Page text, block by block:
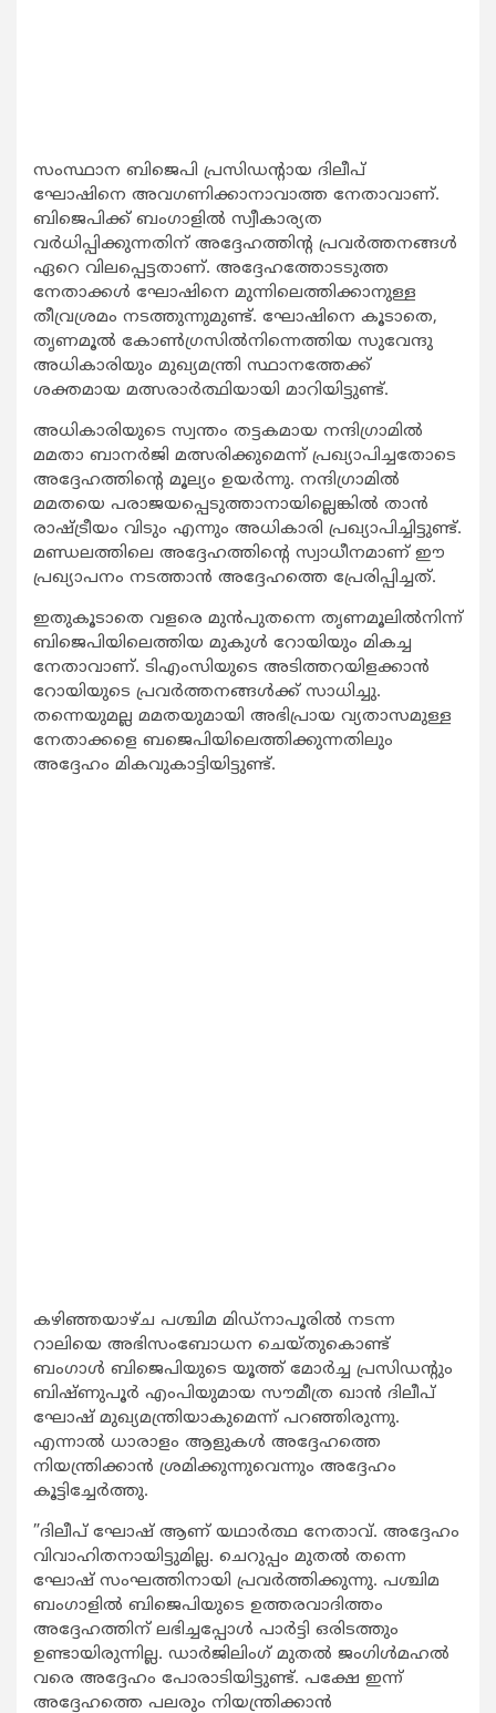
സംസ്ഥാന ബിജെപി പ്രസിഡന്റായ ദിലീപ്
ഘോഷിനെ അവഗണിക്കാനാവാത്ത നേതാവാണ്.
ബിജെപിക്ക് ബംഗാളില്‍ സ്വീകാര്യത
വര്‍ധിപ്പിക്കുന്നതിന് അദ്ദേഹത്തിന്റ പ്രവര്‍ത്തനങ്ങള്‍
ഏറെ വിലപ്പെട്ടതാണ്. അദ്ദേഹത്തോടടുത്ത
നേതാക്കള്‍ ഘോഷിനെ മുന്നിലെത്തിക്കാനുള്ള
തീവ്രശ്രമം നടത്തുന്നുമുണ്ട്. ഘോഷിനെ കൂടാതെ,
തൃണമൂല്‍ കോണ്‍ഗ്രസില്‍നിന്നെത്തിയ സുവേന്ദു
അധികാരിയും മുഖ്യമന്ത്രി സ്ഥാനത്തേക്ക്
ശക്തമായ മത്സരാര്‍ത്ഥിയായി മാറിയിട്ടുണ്ട്.
അധികാരിയുടെ സ്വന്തം തട്ടകമായ നന്ദിഗ്രാമില്‍
മമതാ ബാനര്‍ജി മത്സരിക്കുമെന്ന് പ്രഖ്യാപിച്ചതോടെ
അദ്ദേഹത്തിന്റെ മൂല്യം ഉയര്‍ന്നു. നന്ദിഗ്രാമില്‍
മമതയെ പരാജയപ്പെടുത്താനായില്ലെങ്കില്‍ താന്‍
രാഷ്ട്രീയം വിടും എന്നും അധികാരി പ്രഖ്യാപിച്ചിട്ടുണ്ട്.
മണ്ഡലത്തിലെ അദ്ദേഹത്തിന്റെ സ്വാധീനമാണ് ഈ
പ്രഖ്യാപനം നടത്താന്‍ അദ്ദേഹത്തെ പ്രേരിപ്പിച്ചത്.
ഇതുകൂടാതെ വളരെ മുന്‍പുതന്നെ തൃണമൂലില്‍നിന്ന്
ബിജെപിയിലെത്തിയ മുകുള്‍ റോയിയും മികച്ച
നേതാവാണ്. ടിഎംസിയുടെ അടിത്തറയിളക്കാന്‍
റോയിയുടെ പ്രവര്‍ത്തനങ്ങള്‍ക്ക് സാധിച്ചു.
തന്നെയുമല്ല മമതയുമായി അഭിപ്രായ വ്യതാസമുള്ള
നേതാക്കളെ ബജെപിയിലെത്തിക്കുന്നതിലും
അദ്ദേഹം മികവുകാട്ടിയിട്ടുണ്ട്.
കഴിഞ്ഞയാഴ്ച പശ്ചിമ മിഡ്നാപൂരില്‍ നടന്ന
റാലിയെ അഭിസംബോധന ചെയ്തുകൊണ്ട്
ബംഗാള്‍ ബിജെപിയുടെ യൂത്ത് മോര്‍ച്ച പ്രസിഡന്റും
ബിഷ്ണുപൂര്‍ എംപിയുമായ സൗമീത്ര ഖാന്‍ ദിലീപ്
ഘോഷ് മുഖ്യമന്ത്രിയാകുമെന്ന് പറഞ്ഞിരുന്നു.
എന്നാല്‍ ധാരാളം ആളുകള്‍ അദ്ദേഹത്തെ
നിയന്ത്രിക്കാന്‍ ശ്രമിക്കുന്നുവെന്നും അദ്ദേഹം
കൂട്ടിച്ചേര്‍ത്തു.
”ദിലീപ് ഘോഷ് ആണ് യഥാര്‍ത്ഥ നേതാവ്. അദ്ദേഹം
വിവാഹിതനായിട്ടുമില്ല. ചെറുപ്പം മുതല്‍ തന്നെ
ഘോഷ് സംഘത്തിനായി പ്രവര്‍ത്തിക്കുന്നു. പശ്ചിമ
ബംഗാളില്‍ ബിജെപിയുടെ ഉത്തരവാദിത്തം
അദ്ദേഹത്തിന് ലഭിച്ചപ്പോള്‍ പാര്‍ട്ടി ഒരിടത്തും
ഉണ്ടായിരുന്നില്ല. ഡാര്‍ജിലിംഗ് മുതല്‍ ജംഗിള്‍മഹല്‍
വരെ അദ്ദേഹം പോരാടിയിട്ടുണ്ട്. പക്ഷേ ഇന്ന്
അദ്ദേഹത്തെ പലരും നിയന്ത്രിക്കാന്‍